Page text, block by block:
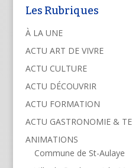
Les Rubriques
À LA UNE
ACTU ART DE VIVRE
ACTU CULTURE
ACTU DÉCOUVRIR
ACTU FORMATION
ACTU GASTRONOMIE &
ANIMATIONS
Commune de St-Aulaye